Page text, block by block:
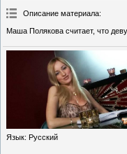
Описание материала:
Маша Полякова считает, что
Язык: Русский